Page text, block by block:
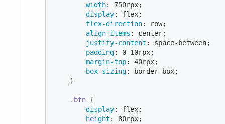
width: 750rpx;
display: flex;
flex-direction: row;
align-items : center;
justify-content : space-between;
padding: 0 10rpx;
margin-top: 40rpx;
box-sizing: border-box;
    }
.btn {
display: flex;
height : 80rpx;